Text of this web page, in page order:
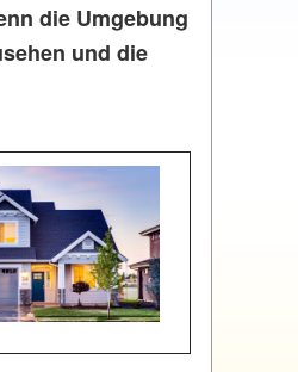
die Umgebung
und die